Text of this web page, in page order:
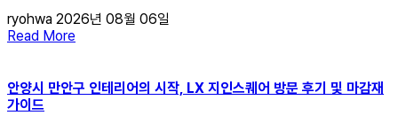
ryohwa 2026년 08월 06일
Read More
안양시 만안구 인테리어의 시작, LX 지인스퀘어 방문 후기 및 마감재
가이드